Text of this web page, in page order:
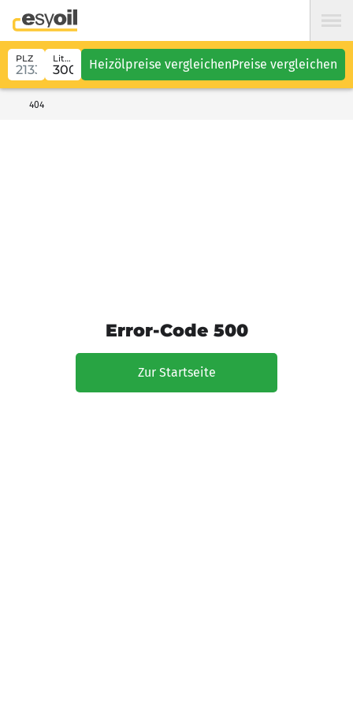
PLZ Liter Heizölpreise vergleichenPreise vergleichen
404
Error-Code 500
Zur Startseite